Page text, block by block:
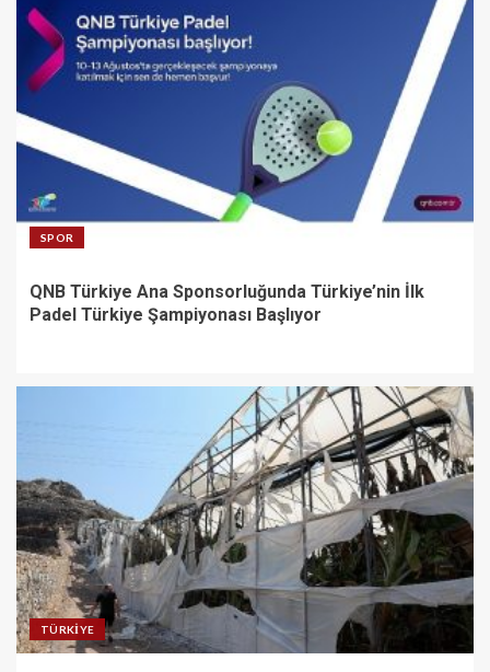
SPOR
QNB Türkiye Ana Sponsorluğunda Türkiye’nin İlk
Padel Türkiye Şampiyonası Başlıyor
TÜRKIYE